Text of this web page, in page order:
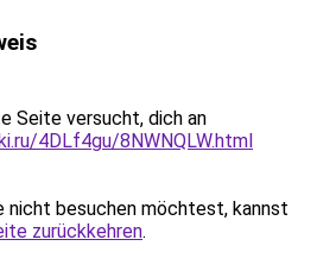
Seite versucht, dich an
4DLf4gu/8NWNQLW.html
nicht besuchen möchtest, kannst
zurückkehren.